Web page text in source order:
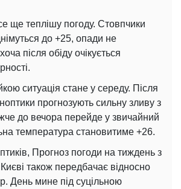
ще теплішу погоду. Стовпчики
до +25, опади не
після обіду очікується
ситуація стане у середу. Після
прогнозують сильну зливу з
до вечора перейде у звичайний
температура становитиме +26.
Прогноз погоди на тиждень з
також передбачає відносно
День мине під суцільною